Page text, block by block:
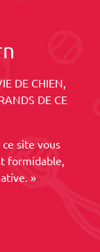
DE CHIEN,
DE CE
site vous
formidable,
»